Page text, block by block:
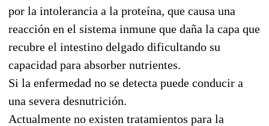
por la intolerancia a la proteína, que causa una
reacción en el sistema inmune que daña la capa que
recubre el intestino delgado dificultando su
capacidad para absorber nutrientes.
Si la enfermedad no se detecta puede conducir a
una severa desnutrición.
Actualmente no existen tratamientos para la